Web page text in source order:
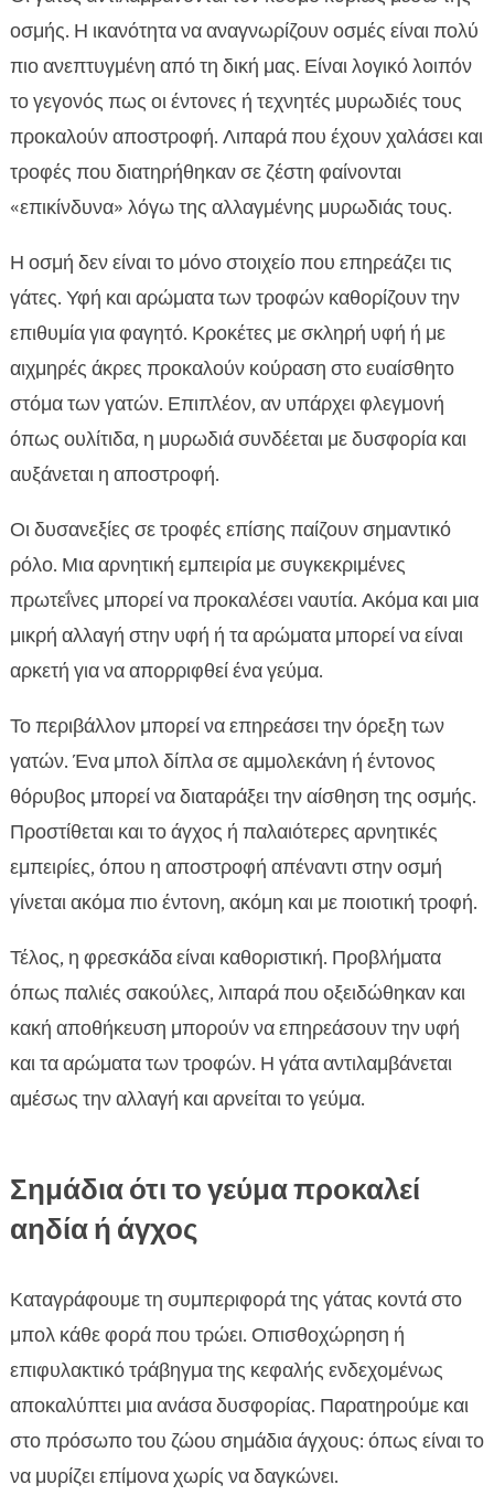
οσμής. Η ικανότητα να αναγνωρίζουν οσμές είναι πολύ
πιο ανεπτυγμένη από τη δική μας. Είναι λογικό λοιπόν
το γεγονός πως οι έντονες ή τεχνητές μυρωδιές τους
προκαλούν αποστροφή. Λιπαρά που έχουν χαλάσει και
τροφές που διατηρήθηκαν σε ζέστη φαίνονται
«επικίνδυνα» λόγω της αλλαγμένης μυρωδιάς τους.
Η οσμή δεν είναι το μόνο στοιχείο που επηρεάζει τις
γάτες. Υφή και αρώματα των τροφών καθορίζουν την
επιθυμία για φαγητό. Κροκέτες με σκληρή υφή ή με
αιχμηρές άκρες προκαλούν κούραση στο ευαίσθητο
στόμα των γατών. Επιπλέον, αν υπάρχει φλεγμονή
όπως ουλίτιδα, η μυρωδιά συνδέεται με δυσφορία και
αυξάνεται η αποστροφή.
Οι δυσανεξίες σε τροφές επίσης παίζουν σημαντικό
ρόλο. Μια αρνητική εμπειρία με συγκεκριμένες
πρωτεΐνες μπορεί να προκαλέσει ναυτία. Ακόμα και μια
μικρή αλλαγή στην υφή ή τα αρώματα μπορεί να είναι
αρκετή για να απορριφθεί ένα γεύμα.
Το περιβάλλον μπορεί να επηρεάσει την όρεξη των
γατών. Ένα μπολ δίπλα σε αμμολεκάνη ή έντονος
θόρυβος μπορεί να διαταράξει την αίσθηση της οσμής.
Προστίθεται και το άγχος ή παλαιότερες αρνητικές
εμπειρίες, όπου η αποστροφή απέναντι στην οσμή
γίνεται ακόμα πιο έντονη, ακόμη και με ποιοτική τροφή.
Τέλος, η φρεσκάδα είναι καθοριστική. Προβλήματα
όπως παλιές σακούλες, λιπαρά που οξειδώθηκαν και
κακή αποθήκευση μπορούν να επηρεάσουν την υφή
και τα αρώματα των τροφών. Η γάτα αντιλαμβάνεται
αμέσως την αλλαγή και αρνείται το γεύμα.
Σημάδια ότι το γεύμα προκαλεί
αηδία ή άγχος
Καταγράφουμε τη συμπεριφορά της γάτας κοντά στο
μπολ κάθε φορά που τρώει. Οπισθοχώρηση ή
επιφυλακτικό τράβηγμα της κεφαλής ενδεχομένως
αποκαλύπτει μια ανάσα δυσφορίας. Παρατηρούμε και
στο πρόσωπο του ζώου σημάδια άγχους: όπως είναι το
να μυρίζει επίμονα χωρίς να δαγκώνει.